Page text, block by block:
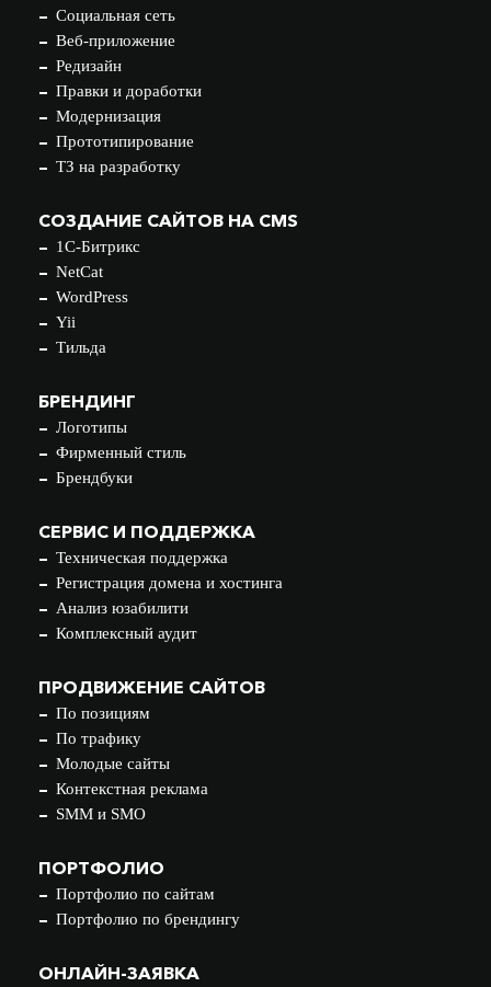
Социальная сеть
Веб-приложение
Редизайн
Правки и доработки
Модернизация
Прототипирование
ТЗ на разработку
СОЗДАНИЕ САЙТОВ НА CMS
1С-Битрикс
NetCat
WordPress
Yii
Тильда
БРЕНДИНГ
Логотипы
Фирменный стиль
Брендбуки
СЕРВИС И ПОДДЕРЖКА
Техническая поддержка
Регистрация домена и хостинга
Анализ юзабилити
Комплексный аудит
ПРОДВИЖЕНИЕ САЙТОВ
По позициям
По трафику
Молодые сайты
Контекстная реклама
SMM и SMO
ПОРТФОЛИО
Портфолио по сайтам
Портфолио по брендингу
ОНЛАЙН-ЗАЯВКА